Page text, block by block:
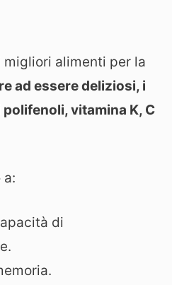
alimenti per la
ad essere deliziosi, i
vitamina K, C
a:
di